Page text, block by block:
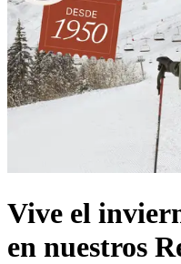
Vive el
en nuestros